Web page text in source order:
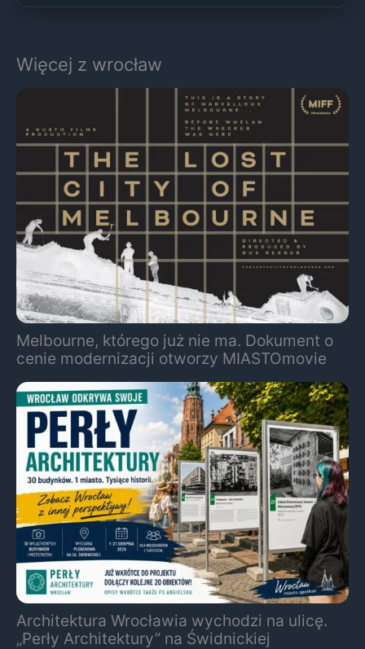
Więcej z wrocław
Melbourne, którego już nie ma. Dokument o
cenie modernizacji otworzy MIASTOmovie
Architektura Wrocławia wychodzi na ulicę.
„Perły Architektury” na Świdnickiej